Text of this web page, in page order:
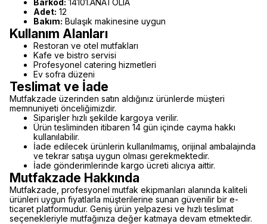
Barkod: 14101.ANATOLIA
Adet: 12
Bakım: Bulaşık makinesine uygun
Kullanım Alanları
Restoran ve otel mutfakları
Kafe ve bistro servisi
Profesyonel catering hizmetleri
Ev sofra düzeni
Teslimat ve İade
Mutfakzade üzerinden satın aldığınız ürünlerde müşteri
memnuniyeti önceliğimizdir.
Siparişler hızlı şekilde kargoya verilir.
Ürün tesliminden itibaren 14 gün içinde cayma hakkı
kullanılabilir.
İade edilecek ürünlerin kullanılmamış, orijinal ambalajında
ve tekrar satışa uygun olması gerekmektedir.
İade gönderimlerinde kargo ücreti alıcıya aittir.
Mutfakzade Hakkında
Mutfakzade, profesyonel mutfak ekipmanları alanında kaliteli
ürünleri uygun fiyatlarla müşterilerine sunan güvenilir bir e-
ticaret platformudur. Geniş ürün yelpazesi ve hızlı teslimat
seçenekleriyle mutfağınıza değer katmaya devam etmektedir.